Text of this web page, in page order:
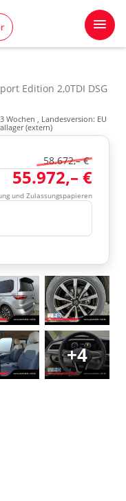
Edition 2,0TDI DSG
3 Wochen , Landesversion: EU
(extern)
58.672,– €
55.972,– €
und Zulassungspapieren
+4